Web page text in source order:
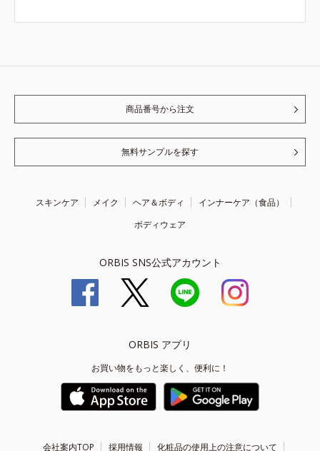
商品番号から注文
無料サンプルを探す
スキンケア メイク ヘア＆ボディ
インナーケア（食品）
ボディウェア
ORBIS SNS公式アカウント
ORBIS アプリ
お買い物をもっと楽しく、便利に！
会社案内TOP 採用情報 化粧品の使用上の注意について